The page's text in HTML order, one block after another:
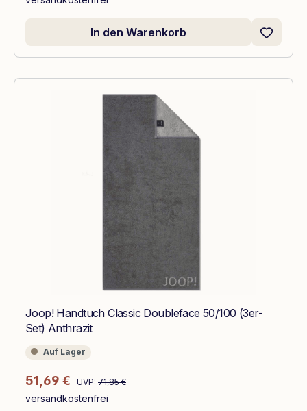
In den Warenkorb
Joop! Handtuch Classic Doubleface 50/100 (3er-
Set) Anthrazit
Auf Lager
Auf Lager
Verkaufspreis:
51,69 € Regulärer Preis:
UVP: 71,85 €
versandkostenfrei